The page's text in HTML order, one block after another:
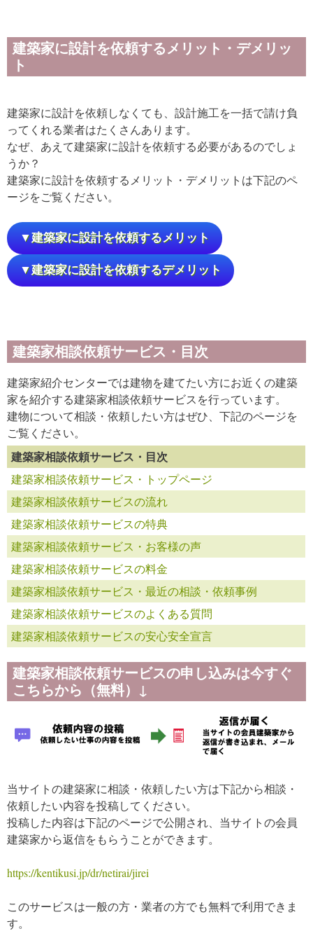
建築家に設計を依頼するメリット・デメリッ
ト
建築家に設計を依頼しなくても、設計施工を一括で請け負
ってくれる業者はたくさんあります。
なぜ、あえて建築家に設計を依頼する必要があるのでしょ
うか？
建築家に設計を依頼するメリット・デメリットは下記のペ
ージをご覧ください。
▼建築家に設計を依頼するメリット
▼建築家に設計を依頼するデメリット
建築家相談依頼サービス・目次
建築家紹介センターでは建物を建てたい方にお近くの建築
家を紹介する建築家相談依頼サービスを行っています。
建物について相談・依頼したい方はぜひ、下記のページを
ご覧ください。
建築家相談依頼サービス・目次
建築家相談依頼サービス・トップページ
建築家相談依頼サービスの流れ
建築家相談依頼サービスの特典
建築家相談依頼サービス・お客様の声
建築家相談依頼サービスの料金
建築家相談依頼サービス・最近の相談・依頼事例
建築家相談依頼サービスのよくある質問
建築家相談依頼サービスの安心安全宣言
建築家相談依頼サービスの申し込みは今すぐ
こちらから（無料）↓
当サイトの建築家に相談・依頼したい方は下記から相談・
依頼したい内容を投稿してください。
投稿した内容は下記のページで公開され、当サイトの会員
建築家から返信をもらうことができます。
https://kentikusi.jp/dr/netirai/jirei
このサービスは一般の方・業者の方でも無料で利用できま
す。